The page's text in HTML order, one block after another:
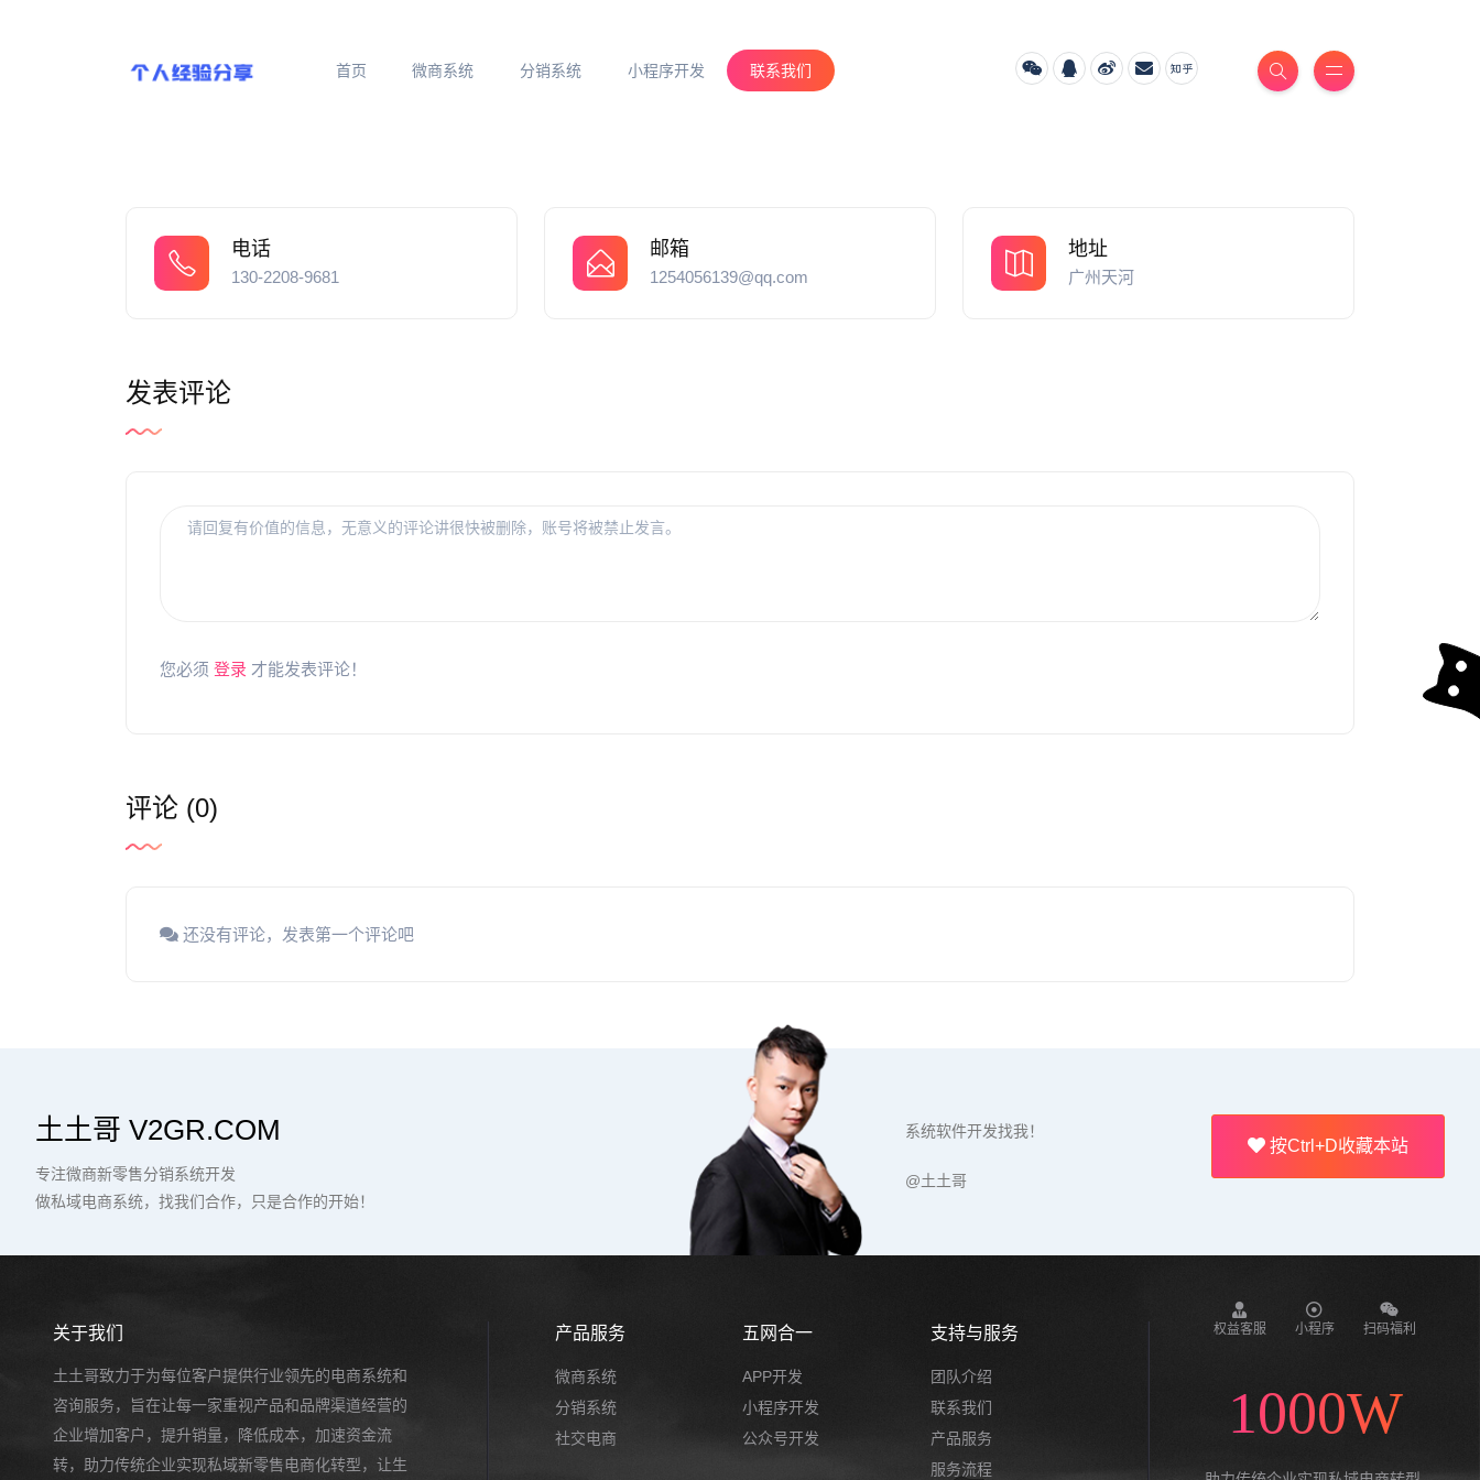
首页 微商系统 分销系统 小程序开发 联系我们
电话
130-2208-9681
邮箱
1254056139@qq.com
地址
广州天河
发表评论
您必须 登录 才能发表评论！
评论 (0)
还没有评论，发表第一个评论吧
土土哥 V2GR.COM
专注微商新零售分销系统开发
做私域电商系统，找我们合作，只是合作的开始！
按Ctrl+D收藏本站
系统软件开发找我！
@土土哥
关于我们
土土哥致力于为每位客户提供行业领先的电商系统和
咨询服务，旨在让每一家重视产品和品牌渠道经营的
企业增加客户，提升销量，降低成本，加速资金流
转，助力传统企业实现私域新零售电商化转型，让生
产品服务
微商系统
分销系统
社交电商
五网合一
APP开发
小程序开发
公众号开发
支持与服务
团队介绍
联系我们
产品服务
服务流程
权益客服 小程序 扫码福利
1000W